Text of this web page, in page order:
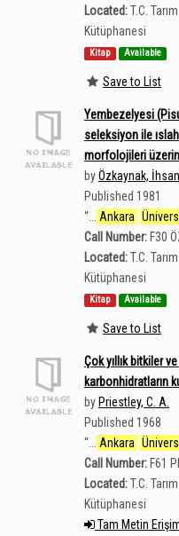
Located:T.C.
Kütüphanesi
Kitap Available
Save to List
Yembezelyesi
seleksiyon ile
morfolojileri
byÖzkaynak, İhsan.
Published 1981
“
Ankara
Call Number: F30
Located:T.C.
Kütüphanesi
Kitap Available
Save to List
Çok yıllık bitkiler
karbonhidratların
by Priestley, C. A.
Published 1968
“
Ankara
Call Number: F61
Located:T.C.
Kütüphanesi
Tam Metin